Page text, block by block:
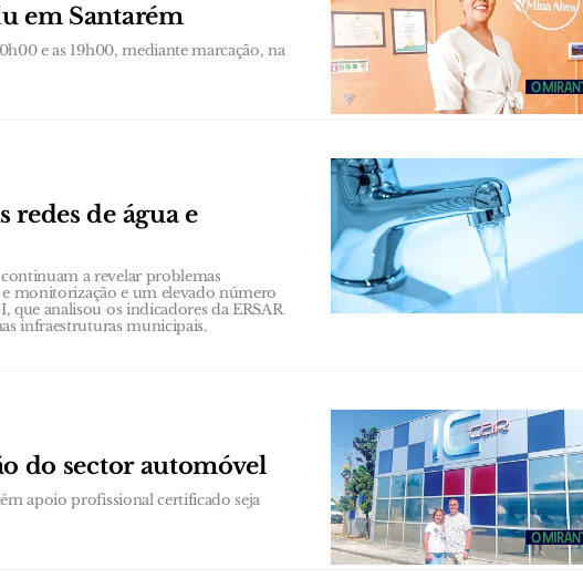
em Santarém
e as 19h00, mediante marcação, na
redes de água e
a revelar problemas
monitorização e um elevado número
que analisou os indicadores da ERSAR
infraestruturas municipais.
do sector automóvel
apoio profissional certificado seja